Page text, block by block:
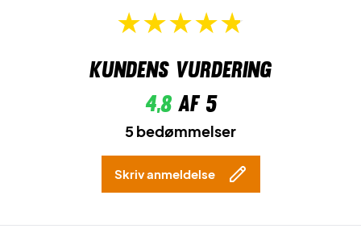
Kundens vurdering
4,8af 5
5 bedømmelser
Skriv anmeldelse